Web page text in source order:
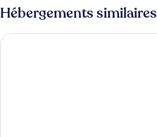
type
de
chambre
CLOUD
Hébergements similaires
Maritim Hotel Ulm